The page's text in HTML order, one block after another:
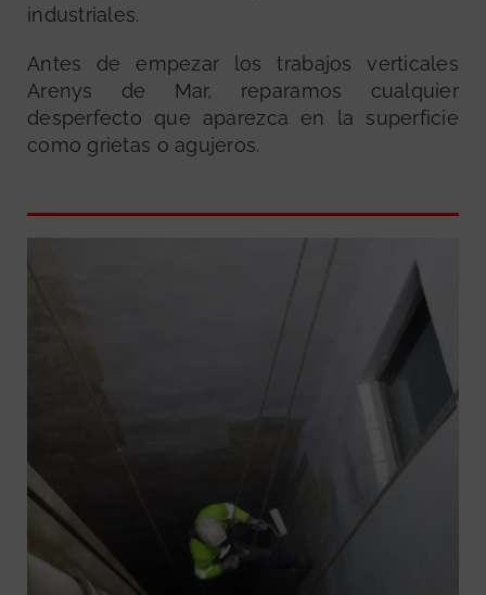
industriales.
Antes de empezar los trabajos verticales
Arenys de Mar, reparamos cualquier
desperfecto que aparezca en la superficie
como grietas o agujeros.